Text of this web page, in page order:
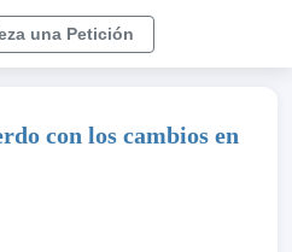
una Petición
con los cambios en